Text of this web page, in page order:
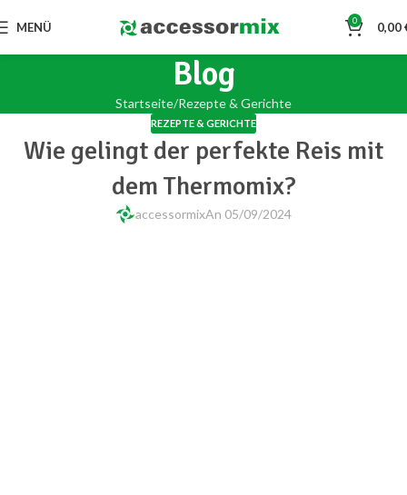
MENÜ 0 0,00
Blog
Startseite Rezepte & Gerichte
REZEPTE & GERICHTE
Wie gelingt der perfekte Reis mit
dem Thermomix?
accessormixAn 05/09/2024